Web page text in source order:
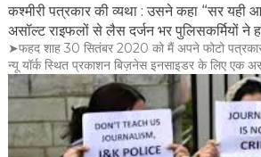
कश्मीरी पत्रकार की व्यथा : उसने कहा “सर
असॉल्ट राइफलों से लैस दर्जन भर पुलिसकर्मियों ने
➤फहद शाह 30 सितंबर 2020 को मैं अपने फोटो
न्यू यॉर्क स्थित प्रकाशन बिज़नेस इनसाइडर के लिए एक